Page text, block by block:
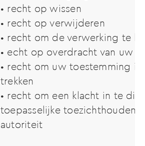
• recht op wissen
• recht op verwijderen
• recht om de verwerking te
• echt op overdracht van uw
• recht om uw toestemming in
trekken
• recht om een klacht in te
toepasselijke
autoriteit